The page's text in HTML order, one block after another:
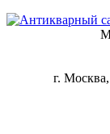
г.